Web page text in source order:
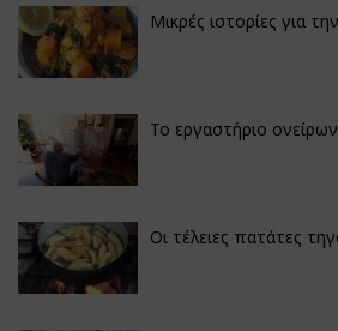
Μικρές ιστορίες για
Το εργαστήριο
Οι τέλειες πατάτες